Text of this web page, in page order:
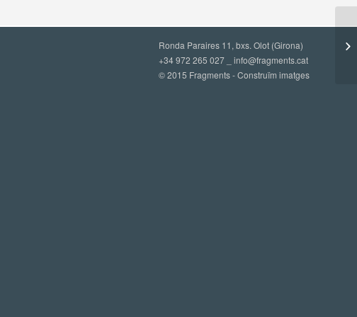
Ronda Paraires 11, bxs. Olot (Girona)
+34 972 265 027 _ info@fragments.cat
© 2015 Fragments - Construïm imatges